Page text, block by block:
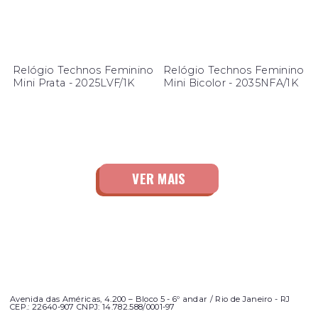
Relógio Technos Feminino
Mini Prata - 2025LVF/1K
Relógio Technos Feminino
Mini Bicolor - 2035NFA/1K
Avenida das Américas, 4.200 – Bloco 5 - 6º andar / Rio de Janeiro - RJ
CEP.: 22640-907 CNPJ: 14.782.588/0001-97